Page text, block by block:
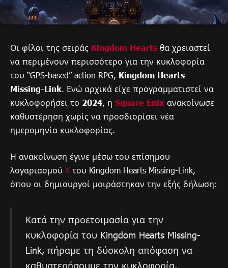
Οι φίλοι της σειράς Kingdom Hearts θα χρειαστεί
να περιμένουν περισσότερο για την κυκλοφορία
του “GPS-based” action RPG, Kingdom Hearts
Missing-Link. Ενώ αρχικά είχε προγραμματιστεί να
κυκλοφορήσει το 2024, η Square Enix ανακοίνωσε
καθυστέρηση χωρίς να προσδιορίσει νέα
ημερομηνία κυκλοφορίας.
Η ανακοίνωση έγινε μέσω του επίσημου
λογαριασμού Χ του Kingdom Hearts Missing-Link,
όπου οι δημιουργοί μοιράστηκαν την εξής δήλωση:
Κατά την προετοιμασία για την
κυκλοφορία του Kingdom Hearts Missing-
Link, πήραμε τη δύσκολη απόφαση να
καθυστερήσουμε την κυκλοφορία.